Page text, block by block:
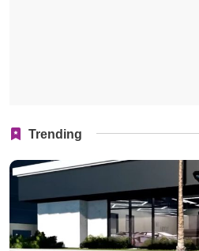
Trending